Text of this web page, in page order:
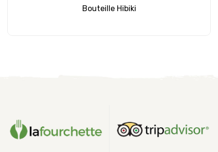
Bouteille Hibiki